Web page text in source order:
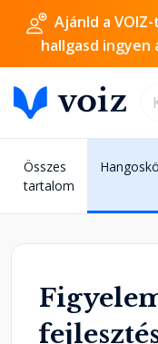
Ajánld a
hallgasd
Összes
tartalom